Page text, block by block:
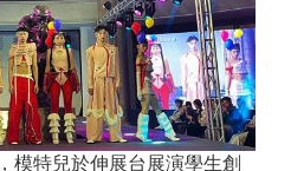
模特兒於伸展台展演學生創